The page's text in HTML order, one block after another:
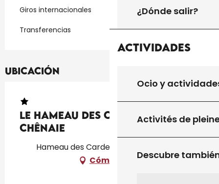
¿Dónde salir?
Actividades
Ocio y
Activités de
Descubre
Giros internacionales
Transferencias
Ubicación
Le Hameau des Cardenals : La
Chênaie
Hameau des Cardenals, 46340 Salviac
Cómo llegar